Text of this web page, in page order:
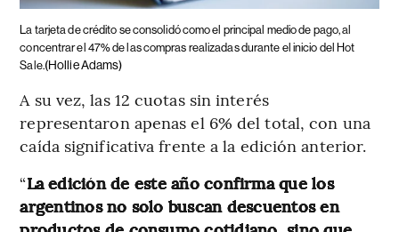
La tarjeta de crédito se consolidó como el principal medio de pago, al
concentrar el 47% de las compras realizadas durante el inicio del Hot
Sale.(Hollie Adams)
A su vez, las 12 cuotas sin interés
representaron apenas el 6% del total, con una
caída significativa frente a la edición anterior.
“La edición de este año confirma que los
argentinos no solo buscan descuentos en